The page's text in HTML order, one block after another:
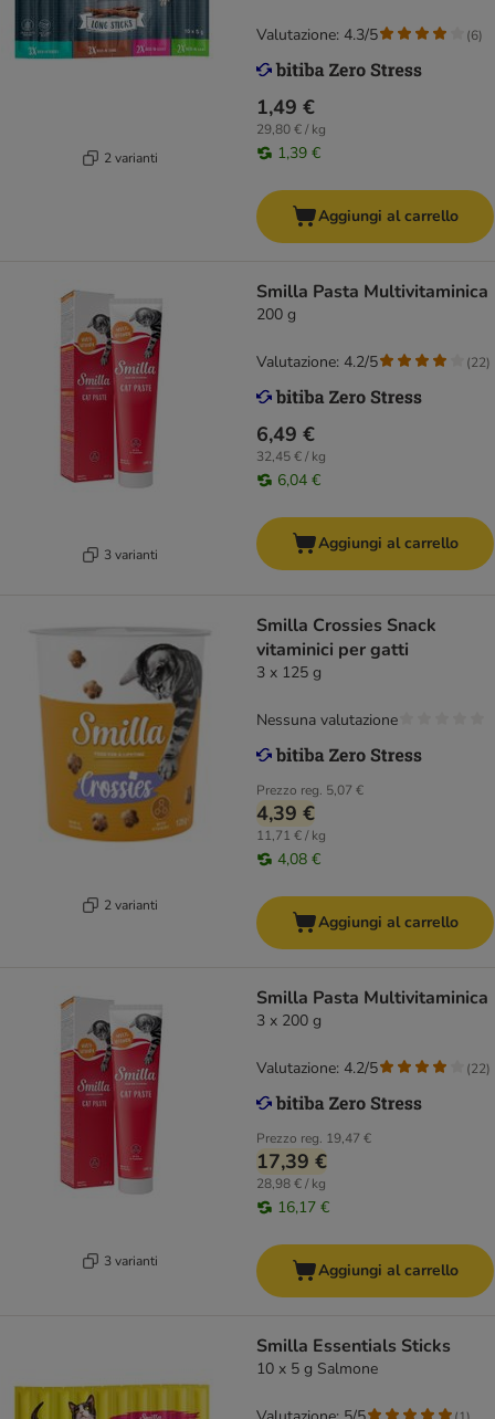
2 varianti
1,49 €
29,80 € / kg
1,39 €
Valutazione: 4.3/5 (6)
Aggiungi al carrello
3 varianti
Smilla Pasta Multivitaminica
200 g
6,49 €
32,45 € / kg
6,04 €
Valutazione: 4.2/5 (22)
Aggiungi al carrello
2 varianti
Smilla Crossies Snack
vitaminici per gatti
3 x 125 g
Prezzo reg. 5,07 €
4,39 €
11,71 € / kg
4,08 €
Nessuna valutazione
Aggiungi al carrello
3 varianti
Smilla Pasta Multivitaminica
3 x 200 g
Prezzo reg. 19,47 €
17,39 €
28,98 € / kg
16,17 €
Valutazione: 4.2/5 (22)
Aggiungi al carrello
Smilla Essentials Sticks
10 x 5 g Salmone